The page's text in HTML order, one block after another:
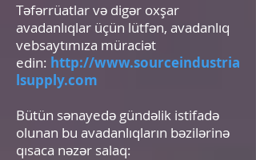
Təfərrüatlar və digər oxşar
avadanlıqlar üçün lütfən, avadanlıq
vebsaytımıza müraciət
edin: http://www.sourceindustria
lsupply.com
Bütün sənayedə gündəlik istifadə
olunan bu avadanlıqların bəzilərinə
qısaca nəzər salaq: